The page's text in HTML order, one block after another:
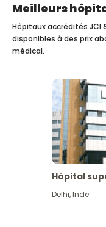
Meilleurs
Hôpitaux accrédités JCI
disponibles à des prix
médical.
Hôpital
Delhi,Inde